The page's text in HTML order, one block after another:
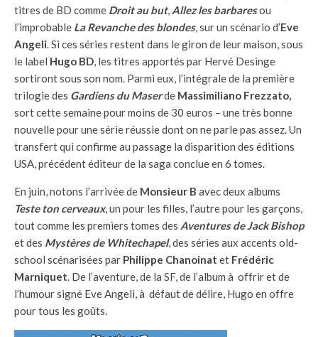
titres de BD comme Droit au but, Allez les barbaresou
l’improbable La Revanche des blondes, sur un scénario d’Eve
Angeli. Si ces séries restent dans le giron de leur maison, sous
le label Hugo BD, les titres apportés par Hervé Desinge
sortiront sous son nom. Parmi eux, l’intégrale de la première
trilogie des Gardiens du Maserde Massimiliano Frezzato,
sort cette semaine pour moins de 30 euros – une très bonne
nouvelle pour une série réussie dont on ne parle pas assez. Un
transfert qui confirme au passage la disparition des éditions
USA, précédent éditeur de la saga conclue en 6 tomes.
En juin, notons l’arrivée de Monsieur B avec deux albums
Teste ton cerveaux, un pour les filles, l’autre pour les garçons,
tout comme les premiers tomes des Aventures de Jack Bishop
et des Mystères de Whitechapel, des séries aux accents old-
school scénarisées par Philippe Chanoinat et Frédéric
Marniquet. De l’aventure, de la SF, de l’album à offrir et de
l’humour signé Eve Angeli, à défaut de délire, Hugo en offre
pour tous les goûts.